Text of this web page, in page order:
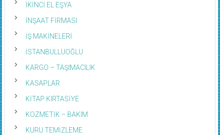
İKİNCİ EL EŞYA
İNŞAAT FİRMASI
İŞ MAKİNELERİ
İSTANBULLUOĞLU
KARGO – TAŞIMACILIK
KASAPLAR
KİTAP KIRTASİYE
KOZMETİK – BAKIM
KURU TEMİZLEME